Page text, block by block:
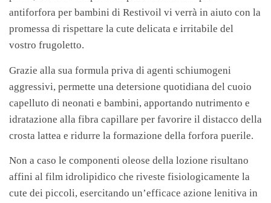
antiforfora per bambini di Restivoil vi verrà in aiuto con la
promessa di rispettare la cute delicata e irritabile del
vostro frugoletto.
Grazie alla sua formula priva di agenti schiumogeni
aggressivi, permette una detersione quotidiana del cuoio
capelluto di neonati e bambini, apportando nutrimento e
idratazione alla fibra capillare per favorire il distacco della
crosta lattea e ridurre la formazione della forfora puerile.
Non a caso le componenti oleose della lozione risultano
affini al film idrolipidico che riveste fisiologicamente la
cute dei piccoli, esercitando un’efficace azione lenitiva in